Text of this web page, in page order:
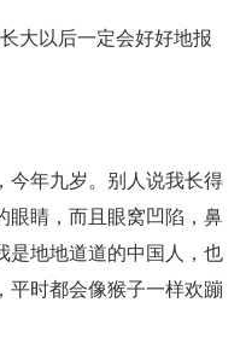
大以后一定会好好地报
今年九岁。别人说我长得
眼睛，而且眼窝凹陷，鼻
是地地道道的中国人，也
平时都会像猴子一样欢蹦